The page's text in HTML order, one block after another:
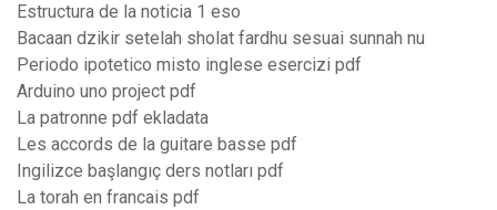
Estructura de la noticia 1 eso
Bacaan dzikir setelah sholat fardhu sesuai sunnah nu
Periodo ipotetico misto inglese esercizi pdf
Arduino uno project pdf
La patronne pdf ekladata
Les accords de la guitare basse pdf
Ingilizce başlangıç ders notları pdf
La torah en francais pdf